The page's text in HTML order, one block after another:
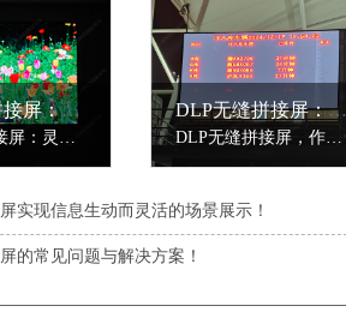
55寸液晶拼接屏：灵活拼接，满足多样显示需求 DLP无缝拼接屏：大屏显示之选
DLP无缝拼接屏，作为大屏显示领域的佼佼者，以其无可比拟的视觉效果和技术优势，成为应用场景的主要选择。其核心技术基于数字光处理（DLP）技术，通过数字微镜元件（DMD）实现高精度图像显示。
实现信息生动而灵活的场景展示！
的常见问题与解决方案！